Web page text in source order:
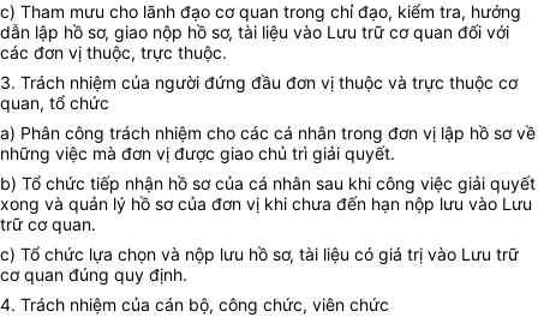
c) Tham mưu cho lãnh đạo cơ quan trong chỉ đạo, kiểm tra, hướng
dẫn lập hồ sơ, giao nộp hồ sơ, tài liệu vào Lưu trữ cơ quan đối với
các đơn vị thuộc, trực thuộc.
3. Trách nhiệm của người đứng đầu đơn vị thuộc và trực thuộc cơ
quan, tổ chức
a) Phân công trách nhiệm cho các cá nhân trong đơn vị lập hồ sơ về
những việc mà đơn vị được giao chủ trì giải quyết.
b) Tổ chức tiếp nhận hồ sơ của cá nhân sau khi công việc giải quyết
xong và quản lý hồ sơ của đơn vị khi chưa đến hạn nộp lưu vào Lưu
trữ cơ quan.
c) Tổ chức lựa chọn và nộp lưu hồ sơ, tài liệu có giá trị vào Lưu trữ
cơ quan đúng quy định.
4. Trách nhiệm của cán bộ, công chức, viên chức